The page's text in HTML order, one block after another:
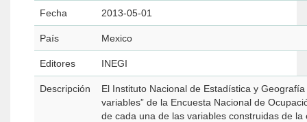
Fecha 2013-05-01
País Mexico
Editores INEGI
Descripción
El Instituto Nacional de Estadística y
variables” de la Encuesta Nacional de
de cada una de las variables construidas de